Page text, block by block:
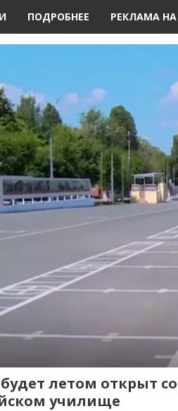
ПОДРОБНЕЕ РЕКЛАМА
летом открыт
училище